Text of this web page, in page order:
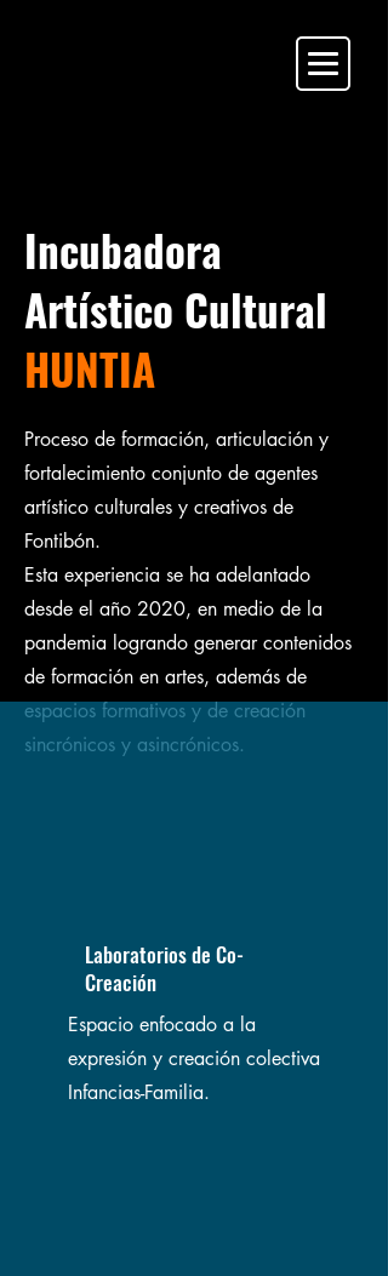
Incubadora
Artístico Cultural
HUNTIA
Proceso de formación, articulación y
fortalecimiento conjunto de agentes
artístico culturales y creativos de
Fontibón.
Esta experiencia se ha adelantado
desde el año 2020, en medio de la
pandemia logrando generar contenidos
de formación en artes, además de
espacios formativos y de creación
sincrónicos y asincrónicos.
Laboratorios de Co-
Creación
Espacio enfocado a la
expresión y creación colectiva
Infancias-Familia.